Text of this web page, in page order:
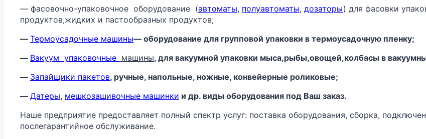
— фасовочно-упаковочное оборудование (автоматы, полуавтоматы, дозаторы) для фасовки
продуктов,жидких и пастообразных продуктов;
— Термоусадочные машины— оборудование для групповой упаковки в термоусадочную пленку;
— Вакуум упаковочные машины, для вакуумной упаковки мыса,рыбы,овощей,колбасы в
— Запайщики пакетов, ручные, напольные, ножные, конвейерные роликовые;
— Датеры, мешкозашивочные машинки и др. виды оборудования под Ваш заказ.
Наше предприятие предоставляет полный спектр услуг: поставка оборудования, сборка,
послегарантийное обслуживание.